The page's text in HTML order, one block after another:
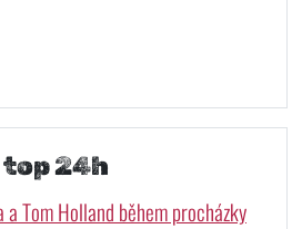
24h
a Tom Holland během procházky